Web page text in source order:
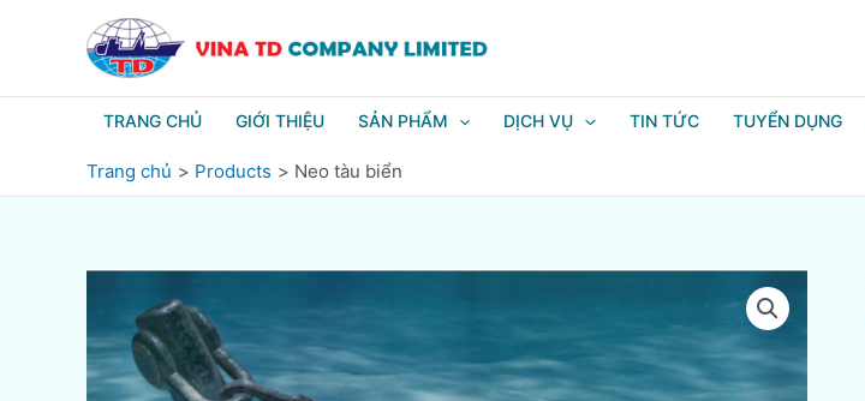
dung
TRANG CHỦ GIỚI THIỆU SẢN PHẨM DỊCH VỤ TIN TỨC TUYỂN DỤNG
Trang chủ Products Neo tàu biển